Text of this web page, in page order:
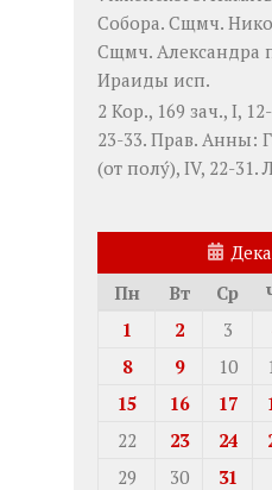
Собора. Сщмч.
Сщмч. Александра
Ираиды исп.
2 Кор., 169 зач., I,
23-33. Прав. Анны:
(от полу́), IV, 22-31.
Пн
Вт Ср
1
2 3
8
9 10
15
16 17
22
23 24
29
30
31